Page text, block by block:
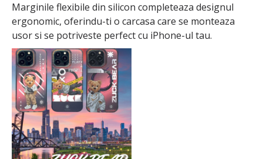
Marginile flexibile din silicon completeaza designul
ergonomic, oferindu-ti o carcasa care se monteaza
usor si se potriveste perfect cu iPhone-ul tau.